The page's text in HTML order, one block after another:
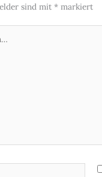
sind mit *markiert